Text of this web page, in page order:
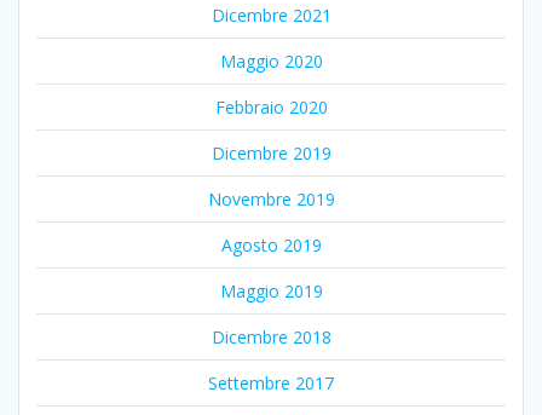
Dicembre 2021
Maggio 2020
Febbraio 2020
Dicembre 2019
Novembre 2019
Agosto 2019
Maggio 2019
Dicembre 2018
Settembre 2017